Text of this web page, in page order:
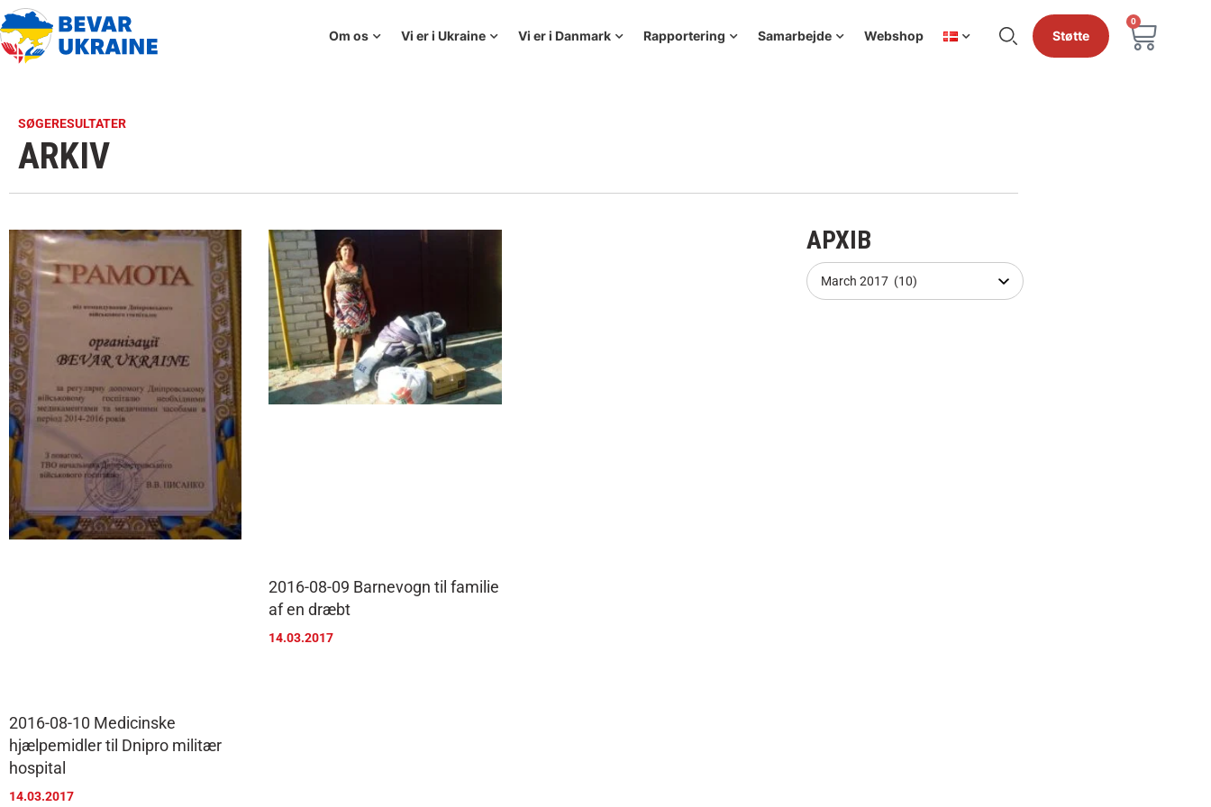
Om os Vi er i Ukraine Vi er i Danmark Rapportering Samarbejde Webshop Støtte
0
SØGERESULTATER
ARKIV
2016-08-10 Medicinske
hjælpemidler til Dnipro militær
hospital
14.03.2017
2016-08-09 Barnevogn til familie
af en dræbt
14.03.2017
АРХІВ